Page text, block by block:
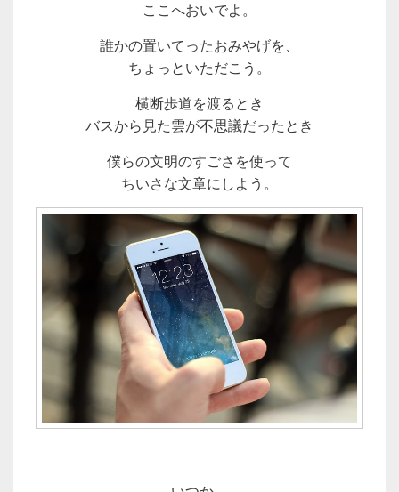
ここへおいでよ。
誰かの置いてったおみやげを、
ちょっといただこう。
横断歩道を渡るとき
バスから見た雲が不思議だったとき
僕らの文明のすごさを使って
ちいさな文章にしよう。